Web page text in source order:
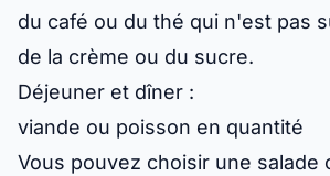
du café ou du thé qui n'est pas
de la crème ou du sucre.
Déjeuner et dîner :
viande ou poisson en quantité
Vous pouvez choisir une salade